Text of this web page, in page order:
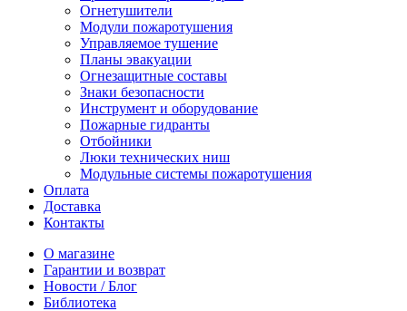
Огнетушители
Модули пожаротушения
Управляемое тушение
Планы эвакуации
Огнезащитные составы
Знаки безопасности
Инструмент и оборудование
Пожарные гидранты
Отбойники
Люки технических ниш
Модульные системы пожаротушения
Оплата
Доставка
Контакты
О магазине
Гарантии и возврат
Новости / Блог
Библиотека